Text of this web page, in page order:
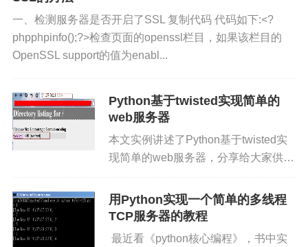
一、检测服务器是否开启了SSL 复制代码 代码如下:<?
phpphpinfo();?>检查页面的openssl栏目，如果该栏目的
OpenSSL support的值为enabl...
Python基于twisted实现简单的
web服务器
本文实例讲述了Python基于twisted实
现简单的web服务器，分享给大家供大
件夹,在这个文件夹中放入显示的网页
文件 2. 在htm文件夹的...
用Python实现一个简单的多线程
TCP服务器的教程
最近看《python核心编程》，书中实